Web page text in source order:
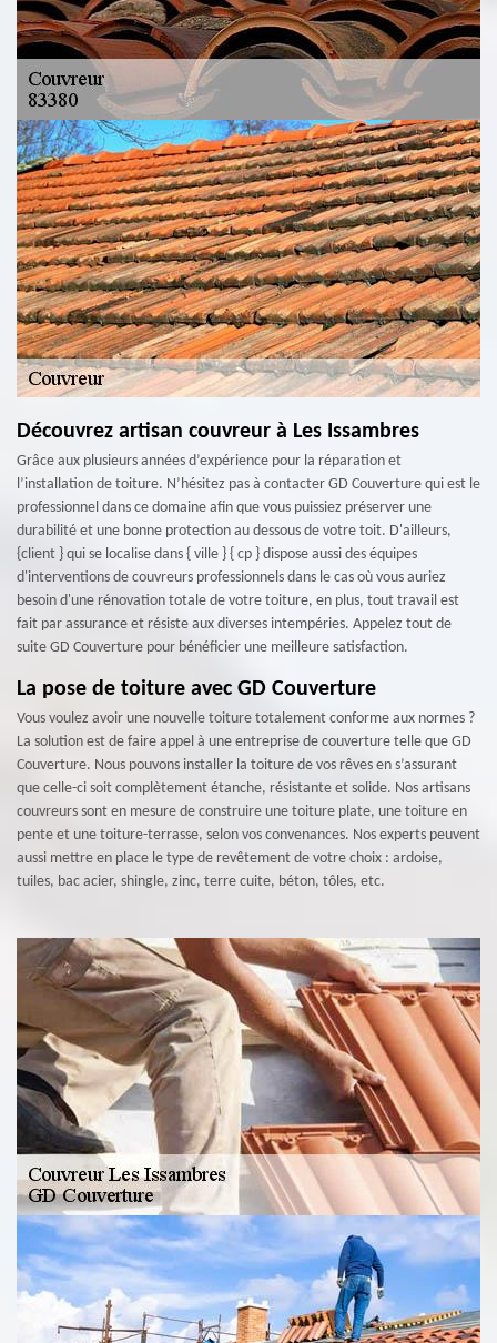
Découvrez artisan couvreur à Les Issambres
Grâce aux plusieurs années d’expérience pour la réparation et
l’installation de toiture. N’hésitez pas à contacter GD Couverture qui est le
professionnel dans ce domaine afin que vous puissiez préserver une
durabilité et une bonne protection au dessous de votre toit. D'ailleurs,
{client } qui se localise dans { ville } { cp } dispose aussi des équipes
d'interventions de couvreurs professionnels dans le cas où vous auriez
besoin d'une rénovation totale de votre toiture, en plus, tout travail est
fait par assurance et résiste aux diverses intempéries. Appelez tout de
suite GD Couverture pour bénéficier une meilleure satisfaction.
La pose de toiture avec GD Couverture
Vous voulez avoir une nouvelle toiture totalement conforme aux normes ?
La solution est de faire appel à une entreprise de couverture telle que GD
Couverture. Nous pouvons installer la toiture de vos rêves en s’assurant
que celle-ci soit complètement étanche, résistante et solide. Nos artisans
couvreurs sont en mesure de construire une toiture plate, une toiture en
pente et une toiture-terrasse, selon vos convenances. Nos experts peuvent
aussi mettre en place le type de revêtement de votre choix : ardoise,
tuiles, bac acier, shingle, zinc, terre cuite, béton, tôles, etc.